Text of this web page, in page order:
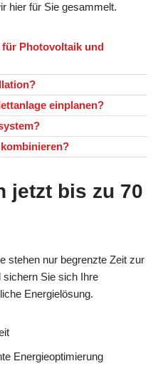
hier für Sie gesammelt.
Photovoltaik und
einplanen?
jetzt bis zu 70
stehen nur begrenzte Zeit zur
sichern Sie sich Ihre
Energielösung.
Energieoptimierung